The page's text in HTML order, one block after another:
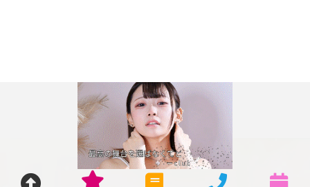
© 2023 club Ego. ALL RIGHTS RESERVED.